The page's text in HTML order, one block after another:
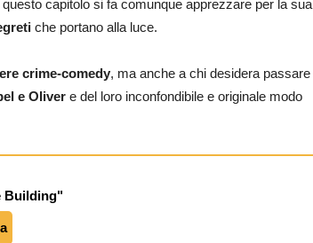
capitolo si fa comunque apprezzare per la sua
che portano alla luce.
crime-comedy, ma anche a chi desidera passare
e Oliver e del loro inconfondibile e originale modo
Building"